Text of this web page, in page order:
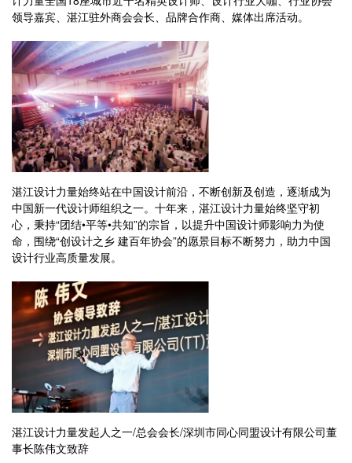
领导嘉宾、湛江驻外商会会长、品牌合作商、媒体出席活动。
湛江设计力量始终站在中国设计前沿，不断创新及创造，逐渐成为
中国新一代设计师组织之一。十年来，湛江设计力量始终坚守初
心，秉持“团结•平等•共知”的宗旨，以提升中国设计师影响力为使
命，围绕“创设计之乡 建百年协会”的愿景目标不断努力，助力中国
设计行业高质量发展。
湛江设计力量发起人之一/总会会长/深圳市同心同盟设计有限公司董
事长陈伟文致辞